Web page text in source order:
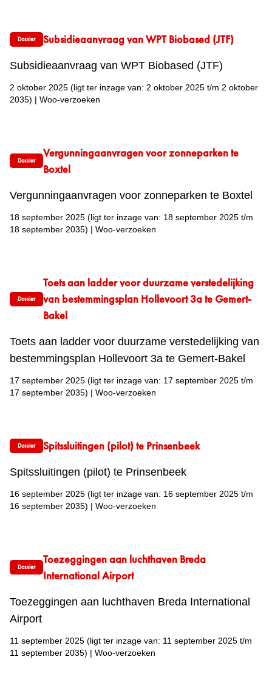
Dossier Subsidieaanvraag van WPT Biobased (JTF)
Subsidieaanvraag van WPT Biobased (JTF)
2 oktober 2025 (ligt ter inzage van: 2 oktober 2025 t/m 2 oktober
2035) | Woo-verzoeken
Dossier
Vergunningaanvragen voor zonneparken te
Boxtel
Vergunningaanvragen voor zonneparken te Boxtel
18 september 2025 (ligt ter inzage van: 18 september 2025 t/m
18 september 2035) | Woo-verzoeken
Dossier
Toets aan ladder voor duurzame verstedelijking
van bestemmingsplan Hollevoort 3a te Gemert-
Bakel
Toets aan ladder voor duurzame verstedelijking van
bestemmingsplan Hollevoort 3a te Gemert-Bakel
17 september 2025 (ligt ter inzage van: 17 september 2025 t/m
17 september 2035) | Woo-verzoeken
Dossier Spitssluitingen (pilot) te Prinsenbeek
Spitssluitingen (pilot) te Prinsenbeek
16 september 2025 (ligt ter inzage van: 16 september 2025 t/m
16 september 2035) | Woo-verzoeken
Dossier
Toezeggingen aan luchthaven Breda
International Airport
Toezeggingen aan luchthaven Breda International
Airport
11 september 2025 (ligt ter inzage van: 11 september 2025 t/m
11 september 2035) | Woo-verzoeken